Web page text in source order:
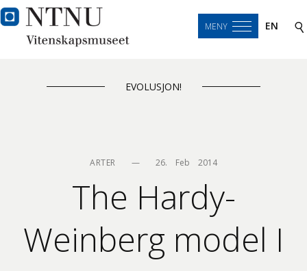
MENY EN
EVOLUSJON!
ARTER — 26.    Feb    2014
The Hardy-
Weinberg model I